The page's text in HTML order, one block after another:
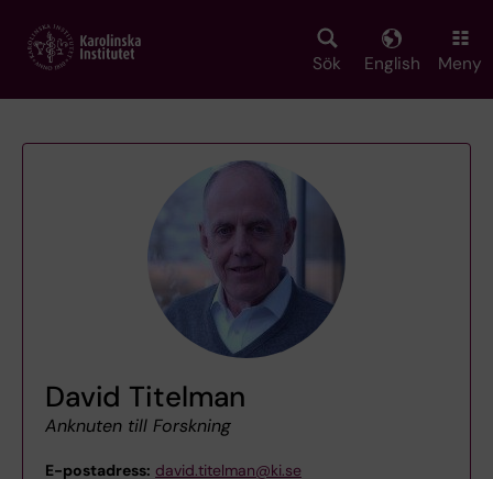
main
Sök English Meny
David Titelman
Anknuten till Forskning
E-postadress: david.titelman@ki.se